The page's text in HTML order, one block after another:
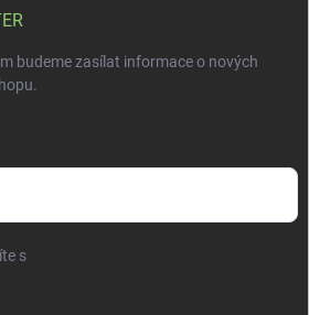
budeme zasílat informace o nových
s